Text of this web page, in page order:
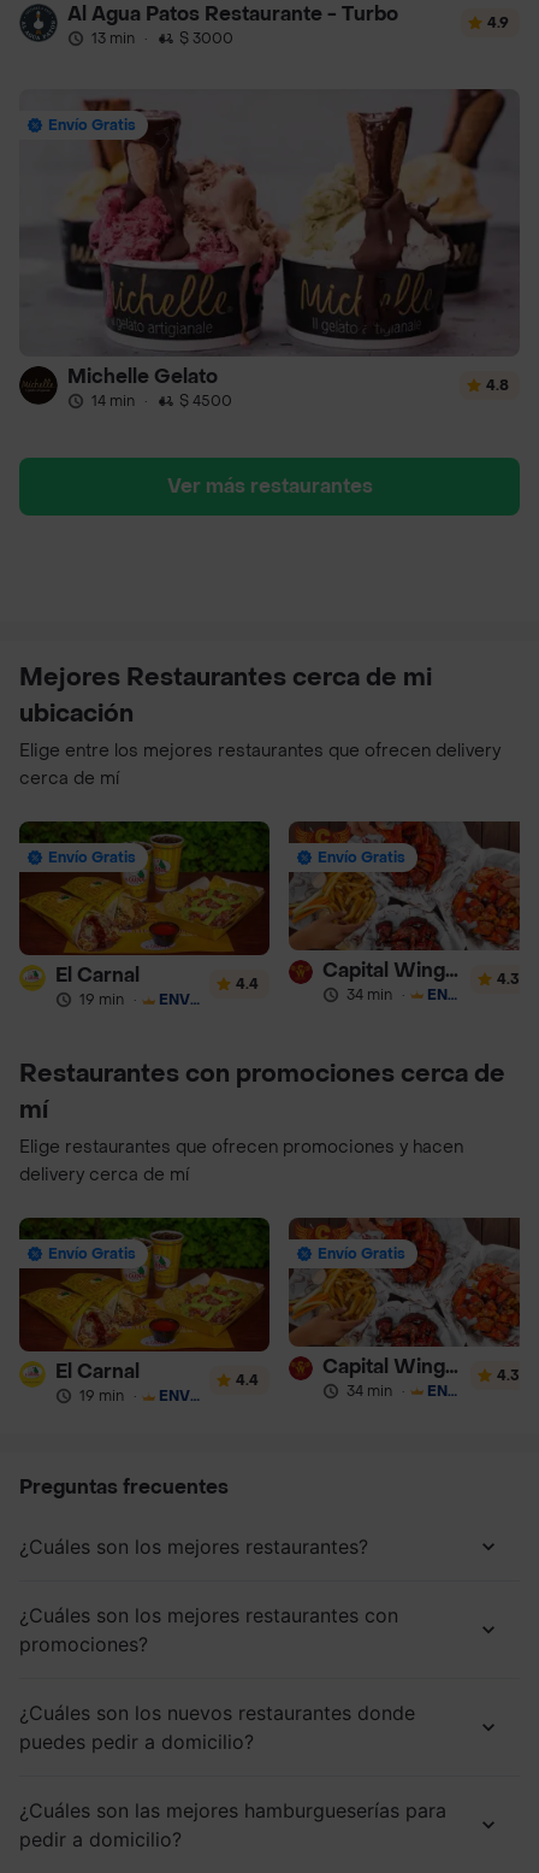
Al Agua Patos Restaurante - Turbo
13 min · $ 3000
4.9
Envío Gratis
Michelle Gelato
14 min · $ 4500
4.8
Ver más restaurantes
Mejores Restaurantes cerca de mi
ubicación
Elige entre los mejores restaurantes que ofrecen delivery
cerca de mí
Envío Gratis
El Carnal
19 min · ENVÍO GRATIS
4.4
Envío Gratis
Capital Wings Express
34 min · ENVÍO GRATIS
4.3
Restaurantes con promociones cerca de
mí
Elige restaurantes que ofrecen promociones y hacen
delivery cerca de mí
Envío Gratis
El Carnal
19 min · ENVÍO GRATIS
4.4
Envío Gratis
Capital Wings Express
34 min · ENVÍO GRATIS
4.3
Preguntas frecuentes
¿Cuáles son los mejores restaurantes?
¿Cuáles son los mejores restaurantes con
promociones?
¿Cuáles son los nuevos restaurantes donde
puedes pedir a domicilio?
¿Cuáles son las mejores hamburgueserías para
pedir a domicilio?